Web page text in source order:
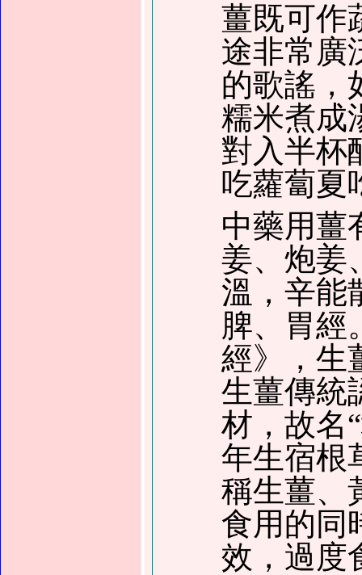
薑既可作
途非常廣
的歌謠，
糯米煮成
對入半杯
吃蘿蔔夏
中藥用薑
姜、炮姜
溫，辛能
脾、胃經
經》，生
生薑傳統
材，故名
年生宿根
稱生薑、
食用的同
效，過度